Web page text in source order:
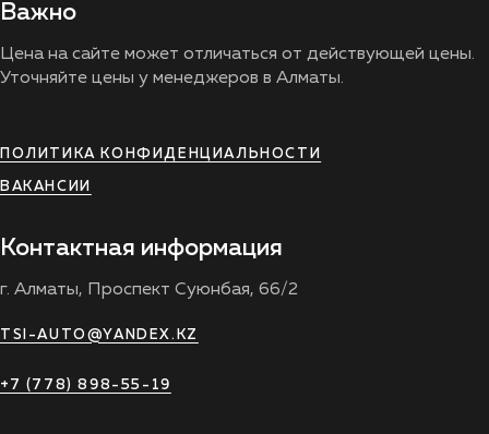
Важно
Цена на сайте может отличаться от действующей цены.
Уточняйте цены у менеджеров в Алматы.
ПОЛИТИКА КОНФИДЕНЦИАЛЬНОСТИ
ВАКАНСИИ
Контактная информация
г. Алматы, Проспект Суюнбая, 66/2
TSI-AUTO@YANDEX.KZ
+7 (778) 898-55-19